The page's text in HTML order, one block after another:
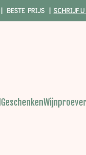
| BESTE PRIJS | SCHRIJF
Geschenken